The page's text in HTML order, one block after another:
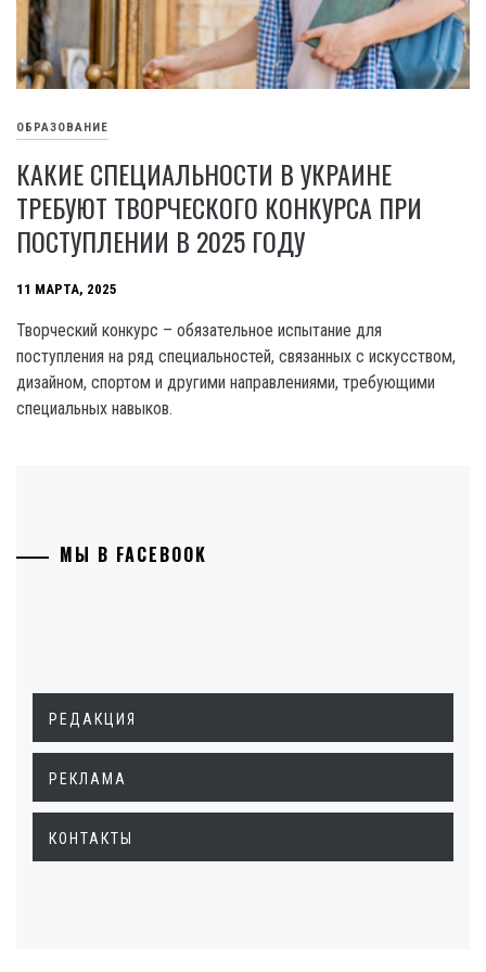
ОБРАЗОВАНИЕ
КАКИЕ СПЕЦИАЛЬНОСТИ В УКРАИНЕ
ТРЕБУЮТ ТВОРЧЕСКОГО КОНКУРСА ПРИ
ПОСТУПЛЕНИИ В 2025 ГОДУ
11 МАРТА, 2025
Творческий конкурс – обязательное испытание для
поступления на ряд специальностей, связанных с искусством,
дизайном, спортом и другими направлениями, требующими
специальных навыков.
МЫ В FACEBOOK
РЕДАКЦИЯ
РЕКЛАМА
КОНТАКТЫ